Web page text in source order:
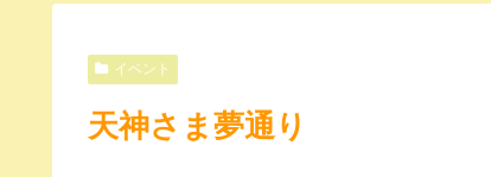
イベント
天神さま夢通り